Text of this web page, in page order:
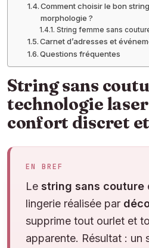
Comment choisir le bon
morphologie ?
String femme sans
Carnet d’adresses et
Questions fréquentes
String sans
technologie
confort discret
EN BREF
Le string sans couture
lingerie réalisée par
supprime tout ourlet et
apparente. Résultat : un